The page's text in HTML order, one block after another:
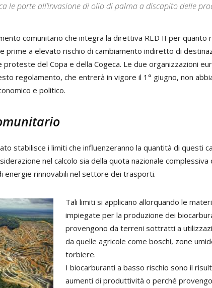
le porte all’invasione di olio di palma a discapito delle
comunitario che integra la direttiva RED II per quanto
prime a elevato rischio di cambiamento indiretto di
proteste del Copa e della Cogeca. Le due organizzazioni
regolamento, che entrerà in vigore il 1° giugno, non
e politico.
stabilisce i limiti che influenzeranno la quantità di questi
nel calcolo sia della quota nazionale complessiva
energie rinnovabili nel settore dei trasporti.
Tali limiti si applicano allorquando le
impiegate per la produzione dei
provengono da terreni sottratti a
da quelle agricole come boschi, zone
torbiere.
I biocarburanti a basso rischio sono il
aumenti di produttività o perché